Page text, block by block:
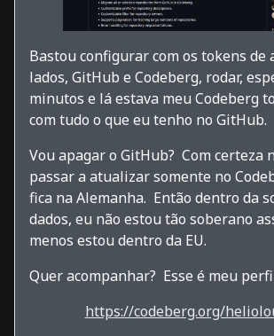
Bastou configurar com os tokens de
lados, GitHub e Codeberg, rodar,
minutos e lá estava meu Codeberg
com tudo o que eu tenho no GitHub.
Vou apagar o GitHub? Com certeza
passar a atualizar somente no
fica na Alemanha. Então dentro da
dados, eu não estou tão soberano
menos estou dentro da EU.
Quer acompanhar? Esse é meu
https://codeberg.org/